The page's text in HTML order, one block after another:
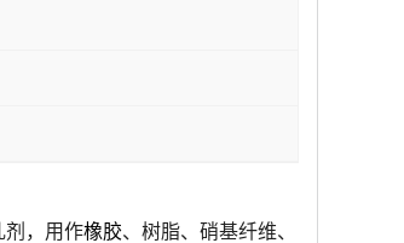
剂，用作橡胶、树脂、硝基纤维、